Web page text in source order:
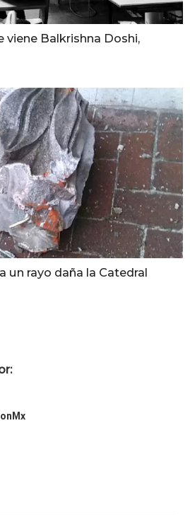
viene Balkrishna Doshi,
un rayo daña la Catedral